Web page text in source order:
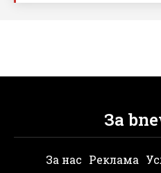
За
За нас Реклама